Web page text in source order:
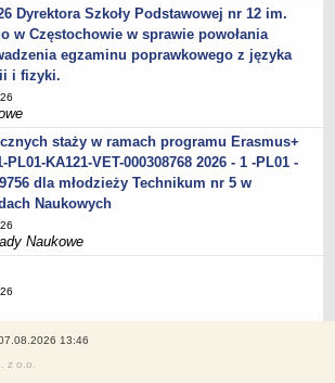
Dyrektora Szkoły Podstawowej nr 12 im.
w Częstochowie w sprawie powołania
egzaminu poprawkowego z języka
i fizyki.
staży w ramach programu Erasmus+
KA121-VET-000308768 2026 - 1 -PL01 -
dla młodzieży Technikum nr 5 w
Naukowych
Naukowe
13:46
z o.o.